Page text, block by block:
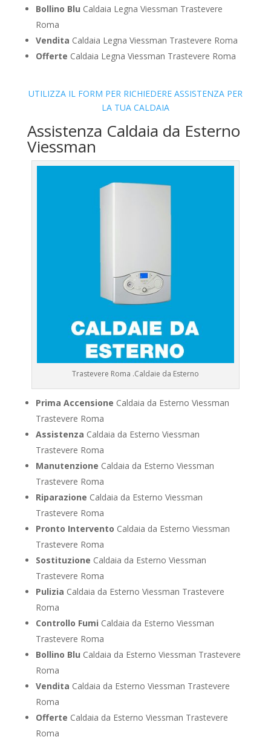
Bollino Blu Caldaia Legna Viessman Trastevere
Roma
Vendita Caldaia Legna Viessman Trastevere Roma
Offerte Caldaia Legna Viessman Trastevere Roma
UTILIZZA IL FORM PER RICHIEDERE ASSISTENZA PER
LA TUA CALDAIA
Assistenza Caldaia da Esterno
Viessman
Trastevere Roma .Caldaie da Esterno
Prima Accensione Caldaia da Esterno Viessman
Trastevere Roma
Assistenza Caldaia da Esterno Viessman
Trastevere Roma
Manutenzione Caldaia da Esterno Viessman
Trastevere Roma
Riparazione Caldaia da Esterno Viessman
Trastevere Roma
Pronto Intervento Caldaia da Esterno Viessman
Trastevere Roma
Sostituzione Caldaia da Esterno Viessman
Trastevere Roma
Pulizia Caldaia da Esterno Viessman Trastevere
Roma
Controllo Fumi Caldaia da Esterno Viessman
Trastevere Roma
Bollino Blu Caldaia da Esterno Viessman Trastevere
Roma
Vendita Caldaia da Esterno Viessman Trastevere
Roma
Offerte Caldaia da Esterno Viessman Trastevere
Roma